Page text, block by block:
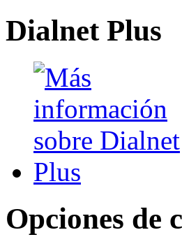
Dialnet Plus
Opciones de